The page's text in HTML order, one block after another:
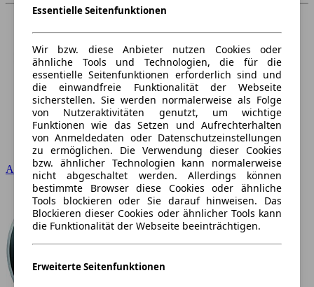
Audi
Essentielle Seitenfunktionen
Wir bzw. diese Anbieter nutzen Cookies oder
ähnliche Tools und Technologien, die für die
essentielle Seitenfunktionen erforderlich sind und
die einwandfreie Funktionalität der Webseite
sicherstellen. Sie werden normalerweise als Folge
von Nutzeraktivitäten genutzt, um wichtige
Funktionen wie das Setzen und Aufrechterhalten
von Anmeldedaten oder Datenschutzeinstellungen
zu ermöglichen. Die Verwendung dieser Cookies
bzw. ähnlicher Technologien kann normalerweise
nicht abgeschaltet werden. Allerdings können
bestimmte Browser diese Cookies oder ähnliche
Tools blockieren oder Sie darauf hinweisen. Das
Blockieren dieser Cookies oder ähnlicher Tools kann
die Funktionalität der Webseite beeinträchtigen.
Erweiterte Seitenfunktionen